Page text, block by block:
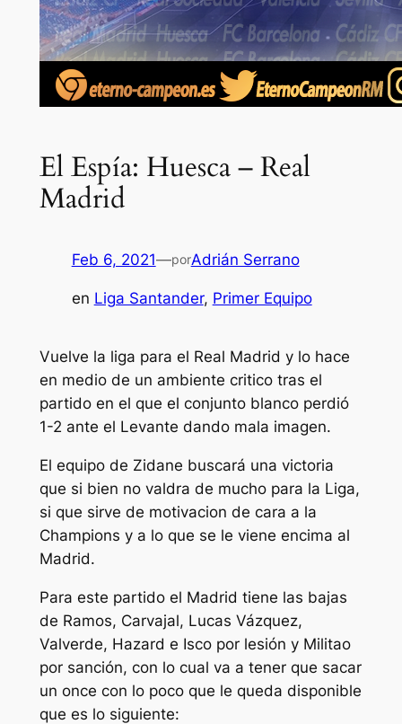
El Espía: Huesca – Real
Madrid
Feb 6, 2021—porAdrián Serrano
en Liga Santander, Primer Equipo
Vuelve la liga para el Real Madrid y lo hace
en medio de un ambiente critico tras el
partido en el que el conjunto blanco perdió
1-2 ante el Levante dando mala imagen.
El equipo de Zidane buscará una victoria
que si bien no valdra de mucho para la Liga,
si que sirve de motivacion de cara a la
Champions y a lo que se le viene encima al
Madrid.
Para este partido el Madrid tiene las bajas
de Ramos, Carvajal, Lucas Vázquez,
Valverde, Hazard e Isco por lesión y Militao
por sanción, con lo cual va a tener que sacar
un once con lo poco que le queda disponible
que es lo siguiente: